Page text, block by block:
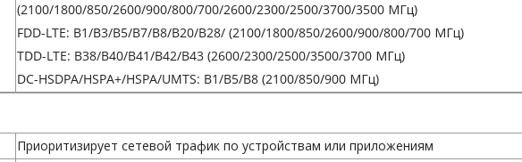
(2100/1800/850/2600/900/800/700/2600/2300/2500/3700/3500 МГц)
FDD-LTE: B1/B3/B5/B7/B8/B20/B28/ (2100/1800/850/2600/900/800/700 МГц)
TDD-LTE: B38/B40/B41/B42/B43 (2600/2300/2500/3500/3700 ​​МГц)
DC-HSDPA/HSPA+/HSPA/UMTS: B1/B5/B8 (2100/850/900 МГц)
Приоритизирует сетевой трафик по устройствам или приложениям